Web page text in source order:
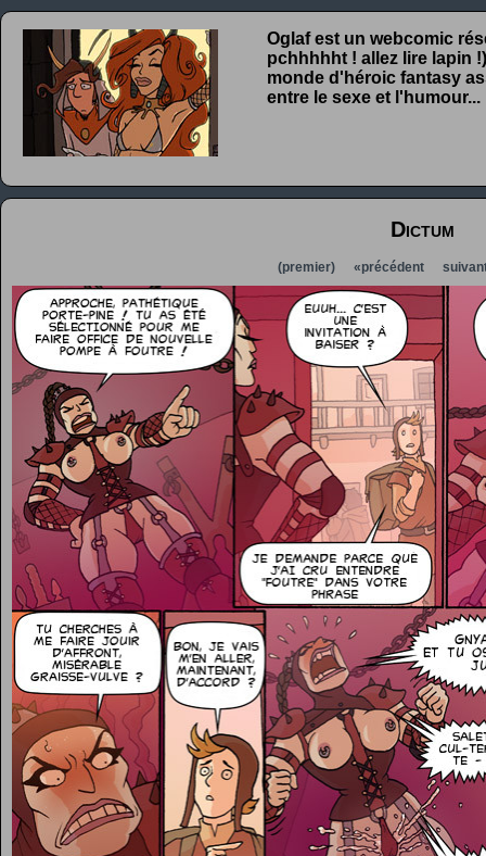
Oglaf est un webcomic
pchhhhht ! allez lire lapin
monde d'héroic fantasy
entre le sexe et l'humour...
Dictum
(premier) «précédent